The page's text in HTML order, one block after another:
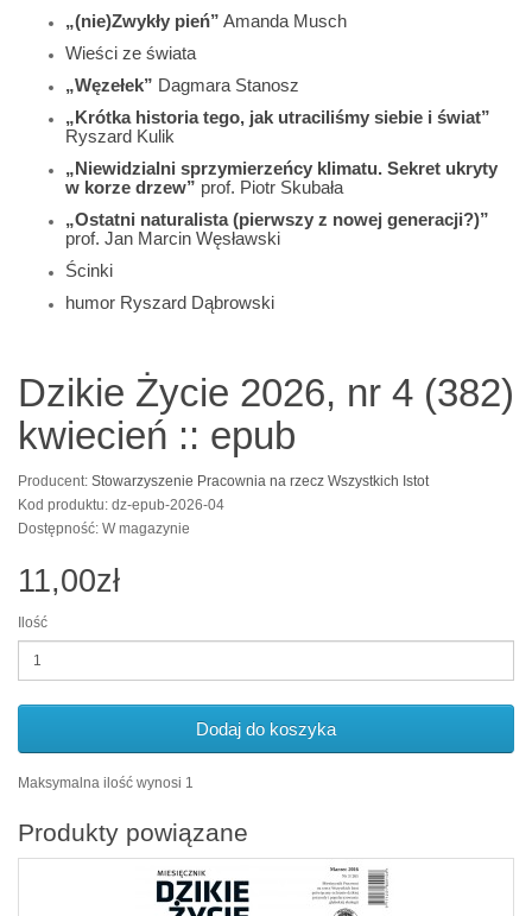
„(nie)Zwykły pień” Amanda Musch
Wieści ze świata
„Węzełek” Dagmara Stanosz
„Krótka historia tego, jak utraciliśmy siebie i świat”
Ryszard Kulik
„Niewidzialni sprzymierzeńcy klimatu. Sekret ukryty
w korze drzew” prof. Piotr Skubała
„Ostatni naturalista (pierwszy z nowej generacji?)”
prof. Jan Marcin Węsławski
Ścinki
humor Ryszard Dąbrowski
Dzikie Życie 2026, nr 4 (382)
kwiecień :: epub
Producent: Stowarzyszenie Pracownia na rzecz Wszystkich Istot
Kod produktu: dz-epub-2026-04
Dostępność: W magazynie
11,00zł
Ilość
Dodaj do koszyka
Maksymalna ilość wynosi 1
Produkty powiązane